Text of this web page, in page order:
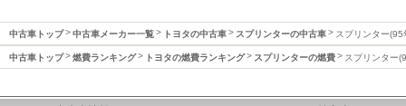
中古車トップ 中古車メーカー一覧 トヨタの中古車 スプリンターの中古車 スプリンター
中古車トップ 燃費ランキング トヨタの燃費ランキング スプリンターの燃費 スプリンター